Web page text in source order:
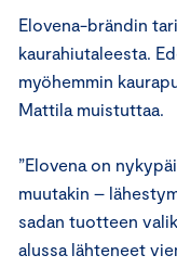
Elovena-brändin
kaurahiutaleesta.
myöhemmin
Mattila muistuttaa.
”Elovena on
muutakin –
sadan tuotteen
alussa lähteneet